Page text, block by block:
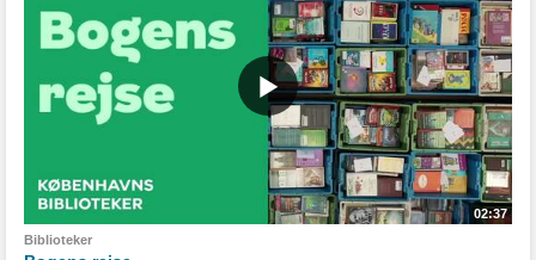
02:37
Biblioteker